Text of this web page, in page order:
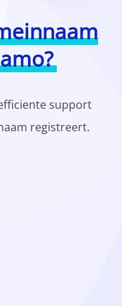
support
registreert.